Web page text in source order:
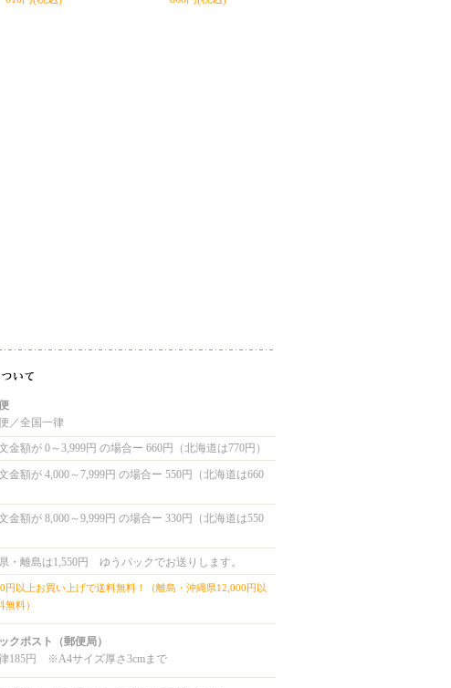
／全国一律
金額が 0～3,999円 の場合ー 660円（北海道は770円）
金額が 4,000～7,999円 の場合ー 550円（北海道は660
金額が 8,000～9,999円 の場合ー 330円（北海道は550
・離島は1,550円 ゆうパックでお送りします。
円以上お買い上げで送料無料！（離島・沖縄県12,000円以
無料）
クポスト（郵便局）
185円 ※A4サイズ厚さ3cmまで